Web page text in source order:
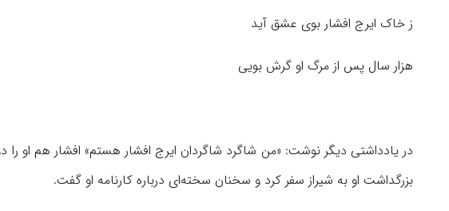
ز خاک ایرج افشار بوی عشق آید
هزار سال پس از مرگ او گرش بویی
در یادداشتی دیگر نوشت: «من شاگرد شاگردان ایرج افشار هستم» افشار هم او
بزرگداشت او به شیراز سفر کرد و سخنان سخته‌ای درباره کارنامه او گفت.